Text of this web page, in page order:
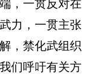
力，一贯主张
，禁化武组织
们呼吁有关方